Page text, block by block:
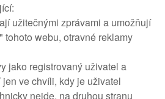
užitečnými zprávami a umožňují
tohoto webu, otravné reklamy
jako registrovaný uživatel a
ve chvíli, kdy je uživatel
nejde, na druhou stranu